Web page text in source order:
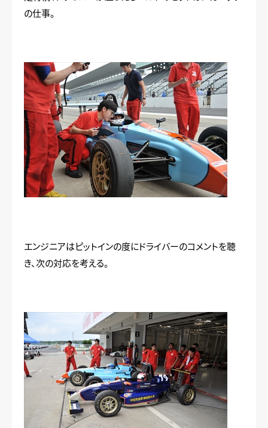
の仕事。
エンジニアはピットインの度にドライバーのコメントを聴
き、次の対応を考える。